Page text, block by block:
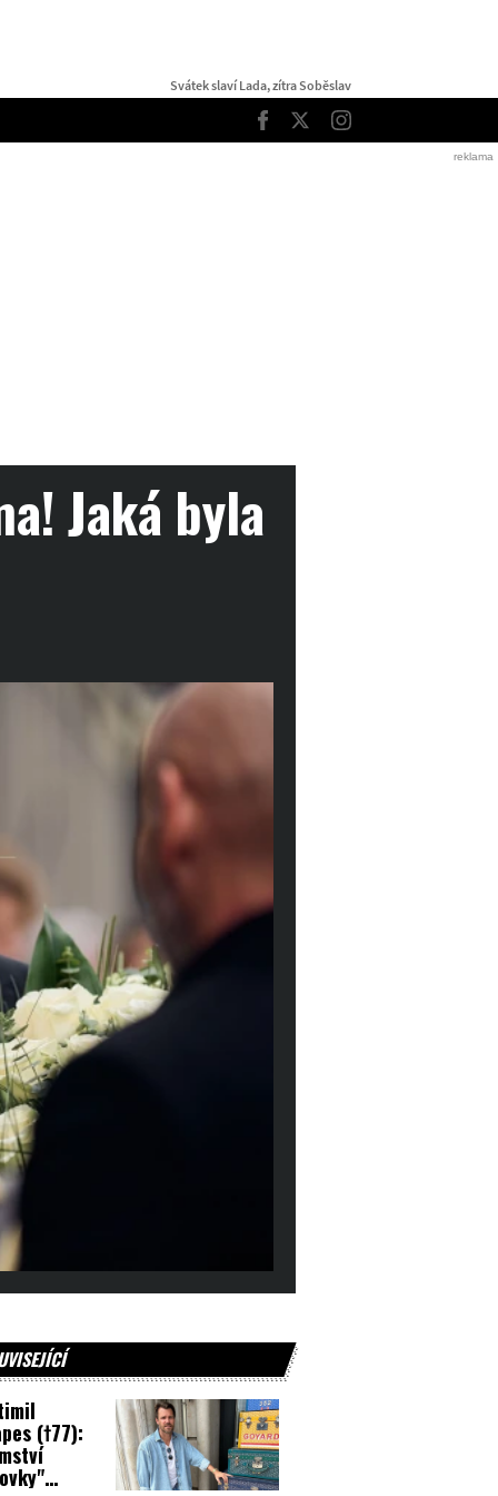
Svátek slaví Lada, zítra Soběslav
Facebook
TwitterInstagram
Jaká byla
(†77):